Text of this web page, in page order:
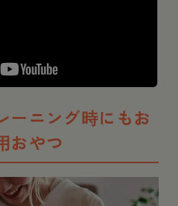
ーニング時にもお
おやつ